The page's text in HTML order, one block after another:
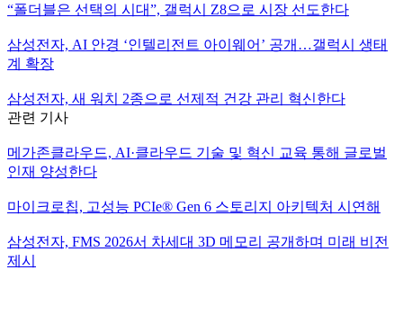
“폴더블은 선택의 시대”, 갤럭시 Z8으로 시장 선도한다
삼성전자, AI 안경 ‘인텔리전트 아이웨어’ 공개…갤럭시 생태
계 확장
삼성전자, 새 워치 2종으로 선제적 건강 관리 혁신한다
관련 기사
메가존클라우드, AI·클라우드 기술 및 혁신 교육 통해 글로벌
인재 양성한다
마이크로칩, 고성능 PCIe® Gen 6 스토리지 아키텍처 시연해
삼성전자, FMS 2026서 차세대 3D 메모리 공개하며 미래 비전
제시